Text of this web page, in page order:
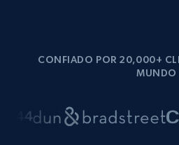
CONFIADO POR 20,000+
MUNDO